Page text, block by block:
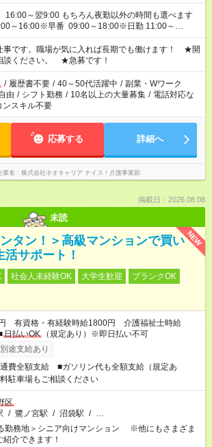
16:00～翌9:00 もちろん夜勤以外の時間も選べます
～16:00※早番 09:00～18:00※日勤 11:00～
※時間は、固定・選べる施設もあるので、ご希望が
できます！ ※シフト制。勤務地により実働時間が異
★家庭の都合でお休みが必要な場合も遠慮なくご相談
事です。職場が気に入れば長期でも働けます！ ★開
談ください。 ★急募です！
/ 履歴書不要 / 40～50代活躍中 / 副業・Wワーク
由 / シフト勤務 / 10名以上の大量募集 / 電話対応な
ンスキル不要
応募する 詳細へ
業名 株式会社ネオキャリア ナイス！介護事業部
掲載日：2026.08.08
未読
NEW
タン！＞高級マンションで買い
サポート！
社会人未経験OK 大学生歓迎
ブランクOK
有資格・有経験時給1800円 介護福祉士時給
日払いOK
（規定あり）※即日払い不可
途支給あり
費全額支給 ■ガソリン代も全額支給（規定あ
駐車場もご相談ください
区
/ 鷺ノ宮駅 / 沼袋駅 / …
勤務地＞シニア向けマンション ※他にもさまざま
介できます！